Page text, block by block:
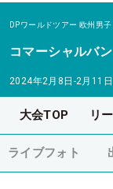
DPワールドツアー 欧州男子
コマーシャルバ
2024年2月8日-2月11日
大会TOP リ
ライブフォト